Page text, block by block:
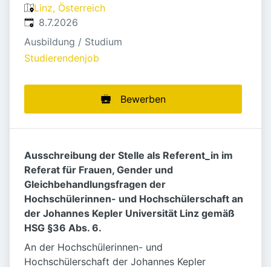
Linz, Österreich
Veröffentlicht
8.7.2026
Ausbildung / Studium
Studierendenjob
Bewerben
Ausschreibung der Stelle als Referent_in im
Referat für Frauen, Gender und
Gleichbehandlungsfragen der
Hochschülerinnen- und Hochschülerschaft an
der Johannes Kepler Universität Linz gemäß
HSG §36 Abs. 6.
An der Hochschülerinnen- und
Hochschülerschaft der Johannes Kepler